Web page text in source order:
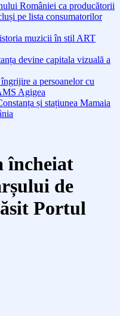
României ca producătorii
pe lista consumatorilor
muzicii în stil ART
devine capitala vizuală a
a persoanelor cu
Agigea
și stațiunea Mamaia
încheiat
de
Portul